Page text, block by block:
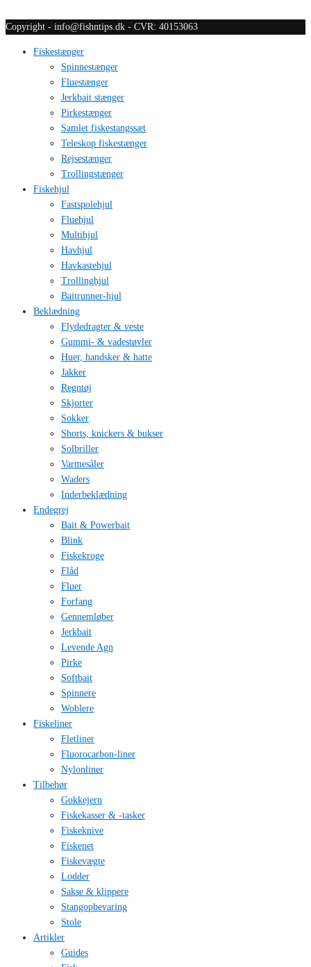
Copyright - info@fishntips.dk - CVR: 40153063
Fiskestænger
Spinnestænger
Fluestænger
Jerkbait stænger
Pirkestænger
Samlet fiskestangssæt
Teleskop fiskestænger
Rejsestænger
Trollingstænger
Fiskehjul
Fastspolehjul
Fluehjul
Multihjul
Havhjul
Havkastehjul
Trollinghjul
Baitrunner-hjul
Beklædning
Flydedragter & veste
Gummi- & vadestøvler
Huer, handsker & hatte
Jakker
Regntøj
Skjorter
Sokker
Shorts, knickers & bukser
Solbriller
Varmesåler
Waders
Inderbeklædning
Endegrej
Bait & Powerbait
Blink
Fiskekroge
Flåd
Fluer
Forfang
Gennemløber
Jerkbait
Levende Agn
Pirke
Softbait
Spinnere
Woblere
Fiskeliner
Fletliner
Fluorocarbon-liner
Nylonliner
Tilbehør
Gokkejern
Fiskekasser & -tasker
Fiskeknive
Fiskenet
Fiskevægte
Lodder
Sakse & klippere
Stangopbevaring
Stole
Artikler
Guides